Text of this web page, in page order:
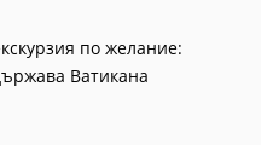
по желание:
Ватикана